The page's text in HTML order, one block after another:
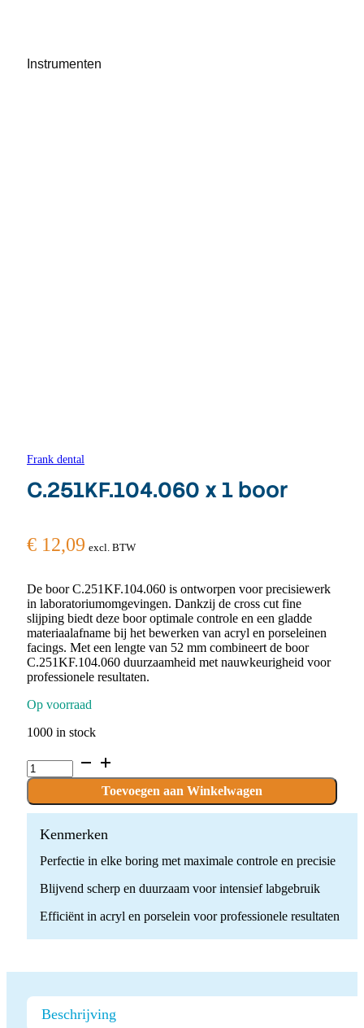
Instrumenten
Frank dental
C.251KF.104.060 x 1 boor
€ 12,09 excl. BTW
De boor C.251KF.104.060 is ontworpen voor precisiewerk
in laboratoriumomgevingen. Dankzij de cross cut fine
slijping biedt deze boor optimale controle en een gladde
materiaalafname bij het bewerken van acryl en porseleinen
facings. Met een lengte van 52 mm combineert de boor
C.251KF.104.060 duurzaamheid met nauwkeurigheid voor
professionele resultaten.
Op voorraad
1000 in stock
C.251KF.104.060
x
boor
quantity
Toevoegen aan Winkelwagen
Kenmerken
Perfectie in elke boring met maximale controle en precisie
Blijvend scherp en duurzaam voor intensief labgebruik
Efficiënt in acryl en porselein voor professionele resultaten
Beschrijving